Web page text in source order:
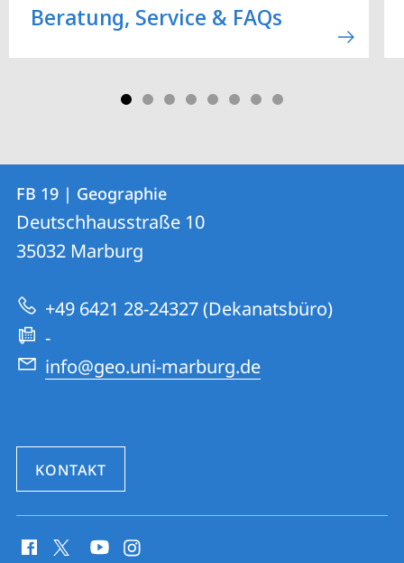
Beratung, Service & FAQs
Kontakt
und
Informationen
zur
Website
Kontaktinformationen
FB
19
|
Geographie
FB 19 | Geographie
Deutschhausstraße 10
35032 Marburg
+49 6421 28-24327 (Dekanatsbüro)
-
info@geo.uni-marburg.de
KONTAKT